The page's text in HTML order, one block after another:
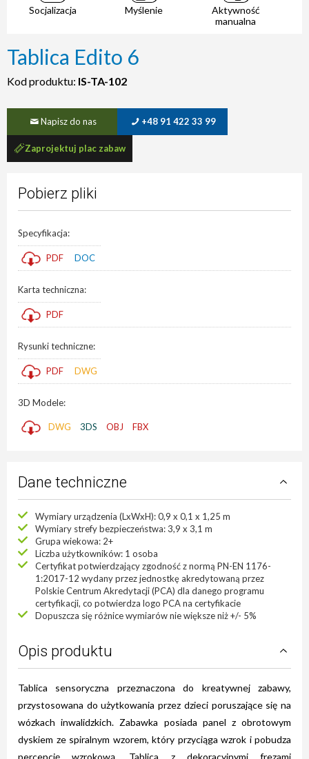
Socjalizacja Myślenie
Aktywność
manualna
Tablica Edito 6
Kod produktu: IS-TA-102
Napisz do nas +48 91 422 33 99
Zaprojektuj plac zabaw
Pobierz pliki
Specyfikacja:
PDF DOC
Karta techniczna:
PDF
Rysunki techniczne:
PDF DWG
3D Modele:
DWG 3DS OBJ FBX
Dane techniczne
Wymiary urządzenia (LxWxH): 0,9 x 0,1 x 1,25 m
Wymiary strefy bezpieczeństwa: 3,9 x 3,1 m
Grupa wiekowa: 2+
Liczba użytkowników: 1 osoba
Certyfikat potwierdzający zgodność z normą PN-EN 1176-
1:2017-12 wydany przez jednostkę akredytowaną przez
Polskie Centrum Akredytacji (PCA) dla danego programu
certyfikacji, co potwierdza logo PCA na certyfikacie
Dopuszcza się różnice wymiarów nie większe niż +/- 5%
Opis produktu
Tablica sensoryczna przeznaczona do kreatywnej zabawy,
przystosowana do użytkowania przez dzieci poruszające się na
wózkach inwalidzkich. Zabawka posiada panel z obrotowym
dyskiem ze spiralnym wzorem, który przyciąga wzrok i pobudza
percepcję wzrokową. Tablica z dekoracyjnymi frezami